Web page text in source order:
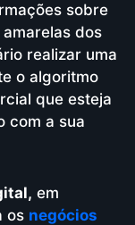
sobre
dos
realizar uma
o algoritmo
que esteja
com a sua
em
os negócios